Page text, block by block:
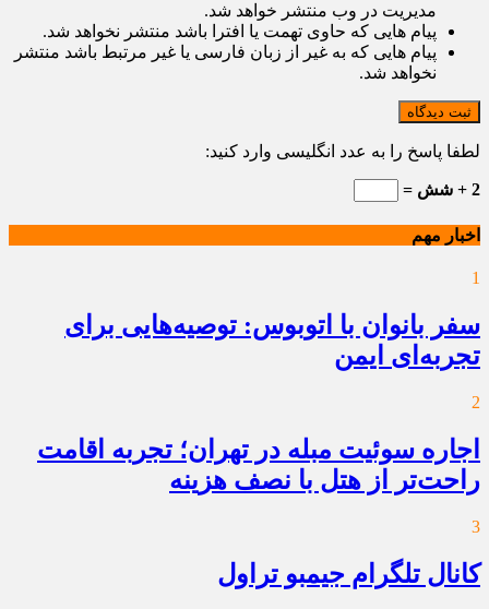
مدیریت در وب منتشر خواهد شد.
پیام هایی که حاوی تهمت یا افترا باشد منتشر نخواهد شد.
پیام هایی که به غیر از زبان فارسی یا غیر مرتبط باشد منتشر
نخواهد شد.
ثبت دیدگاه
لطفا پاسخ را به عدد انگلیسی وارد کنید:
2 + شش =
اخبار مهم
1
سفر بانوان با اتوبوس: توصیه‌هایی برای
تجربه‌ای ایمن
2
اجاره سوئیت مبله در تهران؛ تجربه اقامت
راحت‌تر از هتل با نصف هزینه
3
کانال تلگرام جیمبو تراول